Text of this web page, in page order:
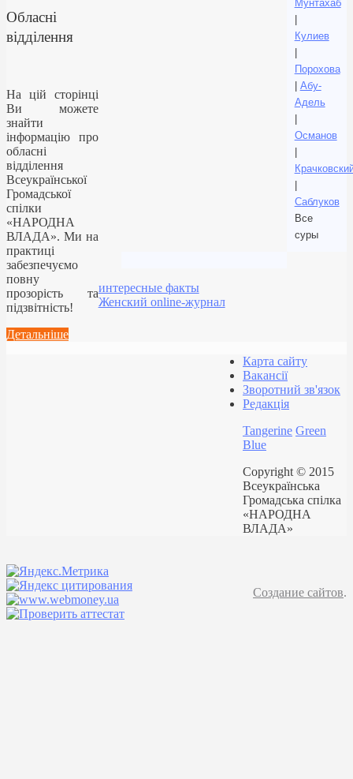
Мунтахаб
Кулиев
Порохова
Абу-
Адель
Османов
Саблуков
Все
суры
интересные факты
Женский online-журнал
Обласні
відділення
На цій сторінці
Ви можете
знайти
інформацію про
обласні
відділення
Всеукраїнської
Громадської
спілки
«НАРОДНА
ВЛАДА». Ми на
практиці
забезпечуємо
повну
прозорість та
підзвітність!
Детальніше
Карта сайту
Вакансії
Зворотний зв'язок
Редакція
Tangerine Green
Blue
Copyright © 2015
Всеукраїнська
Громадська спілка
«НАРОДНА
ВЛАДА»
Создание сайтов.